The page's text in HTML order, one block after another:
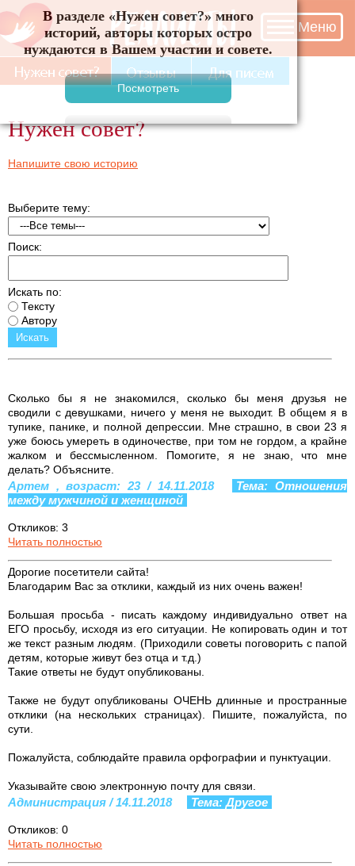
В разделе «Нужен совет?» много историй, авторы
которых остро нуждаются в Вашем участии и
совете.
Меню
Нужен совет?
Напишите свою историю
Выберите тему:
Поиск:
Искать по:
Тексту
Автору
Сколько бы я не знакомился, сколько бы меня друзья не
сводили с девушками, ничего у меня не выходит. В общем я в
тупике, панике, и полной депрессии. Мне страшно, в свои 23 я
уже боюсь умереть в одиночестве, при том не гордом, а крайне
жалком и бессмысленном. Помогите, я не знаю, что мне
делать? Объясните.
Артем , возраст: 23 / 14.11.2018
Тема: Отношения
между мужчиной и женщиной
Откликов: 3
Читать полностью
Дорогие посетители сайта!
Благодарим Вас за отклики, каждый из них очень важен!
Большая просьба - писать каждому индивидуально ответ на
ЕГО просьбу, исходя из его ситуации. Не копировать один и тот
же текст разным людям. (Приходили советы поговорить с папой
детям, которые живут без отца и т.д.)
Такие ответы не будут опубликованы.
Также не будут опубликованы ОЧЕНЬ длинные и пространные
отклики (на нескольких страницах). Пишите, пожалуйста, по
сути.
Пожалуйста, соблюдайте правила орфографии и пунктуации.
Указывайте свою электронную почту для связи.
Администрация / 14.11.2018 Тема: Другое
Откликов: 0
Читать полностью